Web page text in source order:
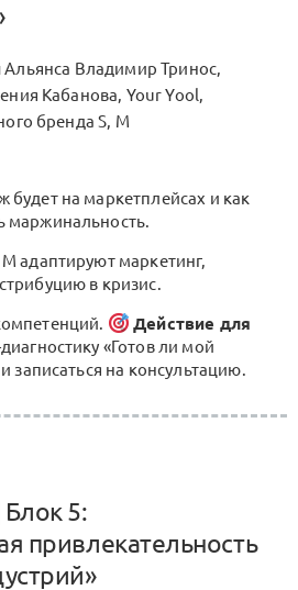
Владимир Тринос,
Кабанова, Your Yool,
бренда S, M
будет на маркетплейсах и как
маржинальность.
адаптируют маркетинг,
в кризис.
Действие для
«Готов ли мой
записаться на консультацию.
Блок 5:
привлекательность